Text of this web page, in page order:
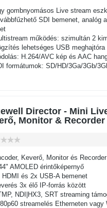
gombnyomásos Live stream
SDI bemenet, analóg
működés: szimultán 2
lehetséges USB
H.264/AVC kép és AAC
formátumok: SD/HD/3Ga/3Gb/
Director - Mini
Monitor & Recorder
Keverő, Monitor és Recorder
AMOLED érintőképernyő
és 2x USB-A bemenet
3x élő IP-forrás között
NDI|HX3, SRT streaming
streamelés Etherneten vagy